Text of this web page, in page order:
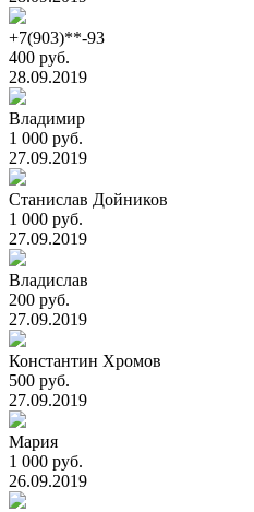
+7(903)**-93
400 руб.
28.09.2019
Владимир
1 000 руб.
27.09.2019
Станислав Дойников
1 000 руб.
27.09.2019
Владислав
200 руб.
27.09.2019
Константин Хромов
500 руб.
27.09.2019
Мария
1 000 руб.
26.09.2019